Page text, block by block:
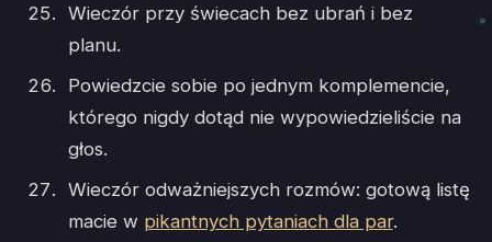
Wieczór przy świecach bez ubrań i bez
planu.
Powiedzcie sobie po jednym komplemencie,
którego nigdy dotąd nie wypowiedzieliście na
głos.
Wieczór odważniejszych rozmów: gotową listę
macie w pikantnych pytaniach dla par.